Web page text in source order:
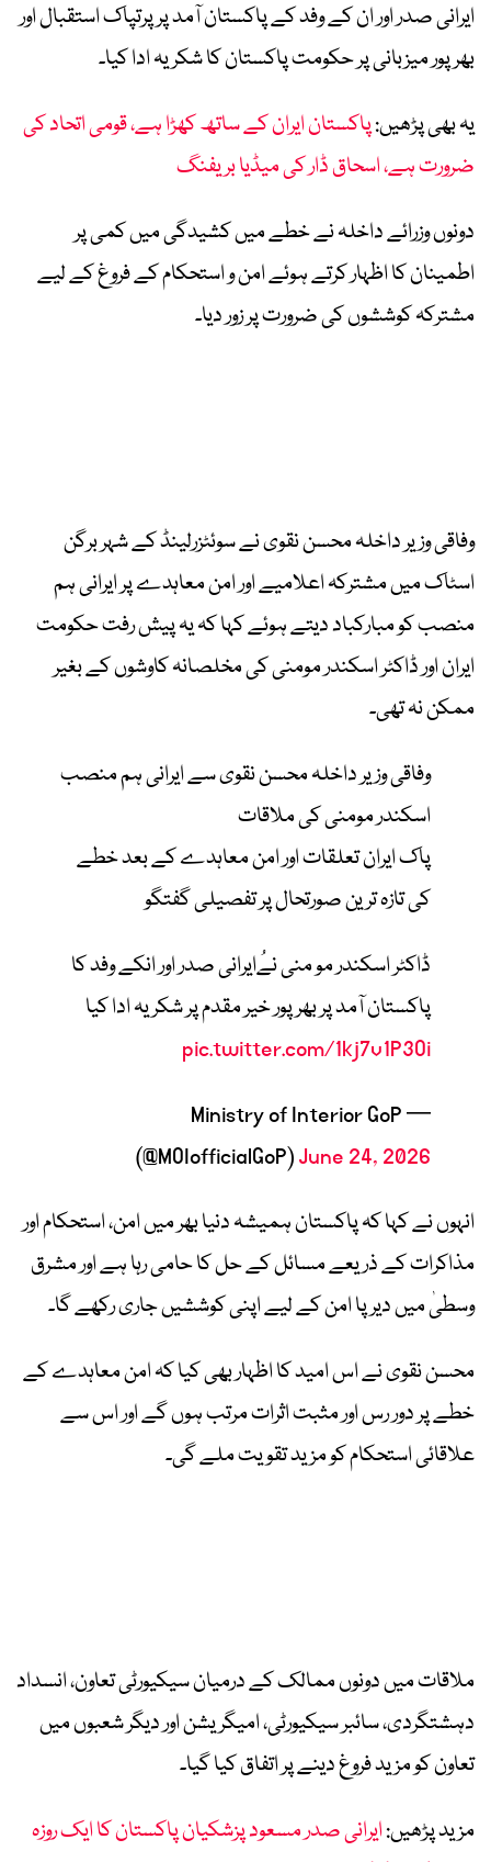
ایرانی صدر اور ان کے وفد کے پاکستان آمد پر پرتپاک استقبال اور
بھرپور میزبانی پر حکومت پاکستان کا شکریہ ادا کیا۔
یہ بھی پڑھیں:پاکستان ایران کے ساتھ کھڑا ہے، قومی اتحاد کی
ضرورت ہے، اسحاق ڈار کی میڈیا بریفنگ
دونوں وزرائے داخلہ نے خطے میں کشیدگی میں کمی پر
اطمینان کا اظہار کرتے ہوئے امن و استحکام کے فروغ کے لیے
مشترکہ کوششوں کی ضرورت پر زور دیا۔
وفاقی وزیر داخلہ محسن نقوی نے سوئٹزرلینڈ کے شہر برگن
اسٹاک میں مشترکہ اعلامیے اور امن معاہدے پر ایرانی ہم
منصب کو مبارکباد دیتے ہوئے کہا کہ یہ پیش رفت حکومت
ایران اور ڈاکٹر اسکندر مومنی کی مخلصانہ کاوشوں کے بغیر
ممکن نہ تھی۔
وفاقی وزیر داخلہ محسن نقوی سے ایرانی ہم منصب
اسکندر مومنی کی ملاقات
پاک ایران تعلقات اور امن معاہدے کے بعد خطے
کی تازہ ترین صورتحال پر تفصیلی گفتگو
ڈاکٹر اسکندر مو منی نےُایرانی صدر اور انکے وفد کا
پاکستان آمد پر بھرپور خیر مقدم پر شکریہ ادا کیا
pic.twitter.com/1kj7v1P3Oi
— Ministry of Interior GoP
(@MOIofficialGoP)June 24, 2026
انہوں نے کہا کہ پاکستان ہمیشہ دنیا بھر میں امن، استحکام اور
مذاکرات کے ذریعے مسائل کے حل کا حامی رہا ہے اور مشرق
وسطیٰ میں دیرپا امن کے لیے اپنی کوششیں جاری رکھے گا۔
محسن نقوی نے اس امید کا اظہار بھی کیا کہ امن معاہدے کے
خطے پر دور رس اور مثبت اثرات مرتب ہوں گے اور اس سے
علاقائی استحکام کو مزید تقویت ملے گی۔
ملاقات میں دونوں ممالک کے درمیان سیکیورٹی تعاون، انسداد
دہشتگردی، سائبر سیکیورٹی، امیگریشن اور دیگر شعبوں میں
تعاون کو مزید فروغ دینے پر اتفاق کیا گیا۔
مزید پڑھیں:ایرانی صدر مسعود پزشکیان پاکستان کا ایک روزہ